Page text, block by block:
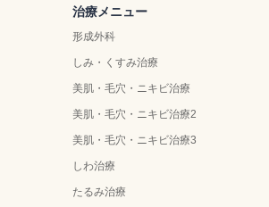
治療メニュー
形成外科
しみ・くすみ治療
美肌・毛穴・ニキビ治療
美肌・毛穴・ニキビ治療2
美肌・毛穴・ニキビ治療3
しわ治療
たるみ治療